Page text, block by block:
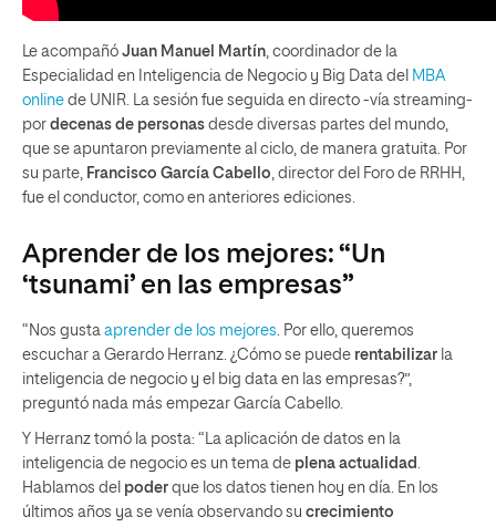
Le acompañó Juan Manuel Martín, coordinador de la
Especialidad en Inteligencia de Negocio y Big Data del MBA
online de UNIR. La sesión fue seguida en directo -vía streaming-
por decenas de personas desde diversas partes del mundo,
que se apuntaron previamente al ciclo, de manera gratuita. Por
su parte, Francisco García Cabello, director del Foro de RRHH,
fue el conductor, como en anteriores ediciones.
Aprender de los mejores: “Un
‘tsunami’ en las empresas”
“Nos gusta aprender de los mejores. Por ello, queremos
escuchar a Gerardo Herranz. ¿Cómo se puede rentabilizar la
inteligencia de negocio y el big data en las empresas?”,
preguntó nada más empezar García Cabello.
Y Herranz tomó la posta: “La aplicación de datos en la
inteligencia de negocio es un tema de plena actualidad .
Hablamos del poder que los datos tienen hoy en día. En los
últimos años ya se venía observando su crecimiento